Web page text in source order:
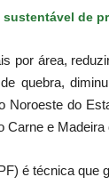
sustentável de
por área,
quebra,
Noroeste do
Carne e Madeira
é técnica que